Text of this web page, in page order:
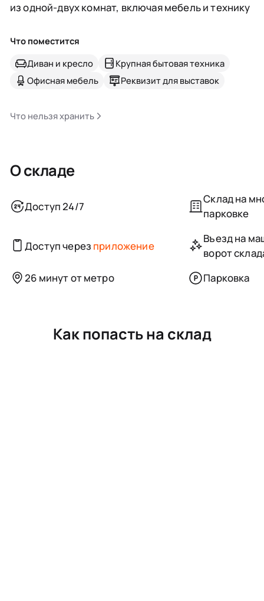
из одной-двух комнат, включая мебель и технику
Что поместится
Диван и кресло
Крупная бытовая техника
Офисная мебель
Реквизит для выставок
Что нельзя хранить
О складе
Доступ 24/7
Склад на
парковке
Доступ через приложение
Въезд на
ворот
26 минут от метро
Парковка
Как попасть на склад